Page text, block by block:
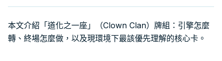
本文介紹「道化之一座」（Clown Clan）牌組：引擎怎麼
轉、終場怎麼做，以及現環境下最該優先理解的核心卡。